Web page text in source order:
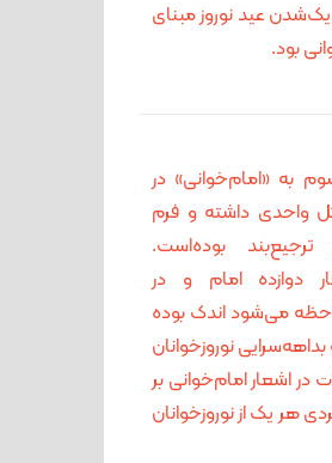
عید نوروز مبنای
بود.
به «امام‌خوانی» در
واحدی داشته و فرم
بوده‌است.
دوازده امام و در
می‌شود اندک بوده
نوروزخوانان
در اشعار امام‌خوانی بر
هر یک از نوروزخوانان